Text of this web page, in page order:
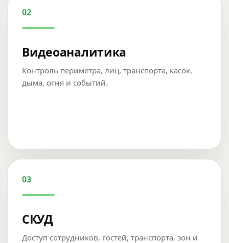
02
Видеоаналитика
Контроль периметра, лиц, транспорта, касок,
дыма, огня и событий.
03
СКУД
Доступ сотрудников, гостей, транспорта, зон и